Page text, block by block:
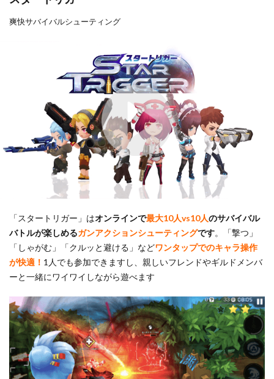
爽快サバイバルシューティング
「スタートリガー」はオンラインで最大10人vs10人のサバイバル
バトルが楽しめるガンアクションシューティングです。「撃つ」
「しゃがむ」「クルッと避ける」などワンタップでのキャラ操作
が快適！ 1人でも参加できますし、親しいフレンドやギルドメンバ
ーと一緒にワイワイしながら遊べます